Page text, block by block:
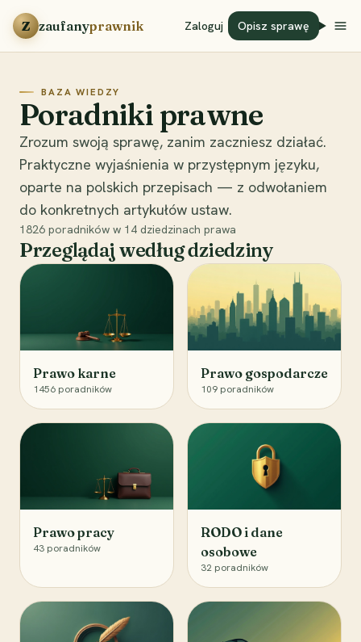
Przejdź do treści
Z zaufanyprawnik Zaloguj Opisz sprawę
BAZA WIEDZY
Poradniki prawne
Zrozum swoją sprawę, zanim zaczniesz działać.
Praktyczne wyjaśnienia w przystępnym języku,
oparte na polskich przepisach — z odwołaniem
do konkretnych artykułów ustaw.
1826 poradników w 14 dziedzinach prawa
Przeglądaj według dziedziny
Prawo karne
1456 poradników
Prawo gospodarcze
109 poradników
Prawo pracy
43 poradników
RODO i dane
osobowe
32 poradników